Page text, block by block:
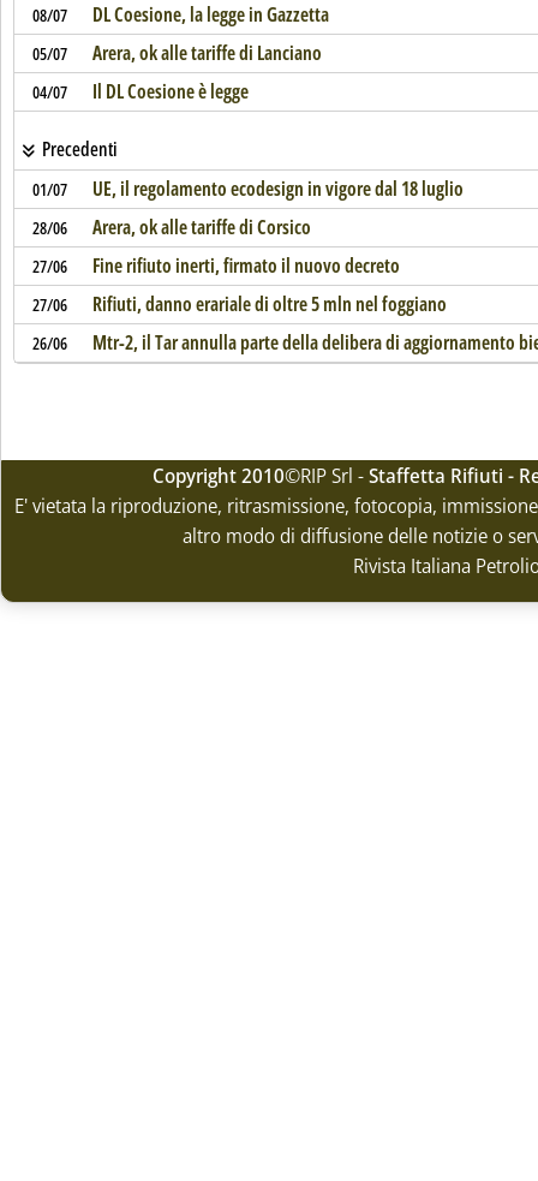
08/07 DL Coesione, la legge in Gazzetta
05/07 Arera, ok alle tariffe di Lanciano
04/07 Il DL Coesione è legge
Precedenti
01/07 UE, il regolamento ecodesign in vigore dal 18 luglio
28/06 Arera, ok alle tariffe di Corsico
27/06 Fine rifiuto inerti, firmato il nuovo decreto
27/06 Rifiuti, danno erariale di oltre 5 mln nel foggiano
26/06 Mtr-2, il Tar annulla parte della delibera di aggiornamento
Copyright 2010©RIP Srl -Staffetta Rifiuti -
E' vietata la riproduzione, ritrasmissione, fotocopia,
altro modo di diffusione delle notizie o
Rivista Italiana